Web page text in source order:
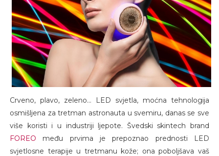
Crveno, plavo, zeleno... LED svjetla, moćna tehnologija
osmišljena za tretman astronauta u svemiru, danas se sve
više koristi i u industriji ljepote. Švedski skintech brand
FOREO među prvima je prepoznao prednosti LED
svjetlosne terapije u tretmanu kože; ona poboljšava vaš